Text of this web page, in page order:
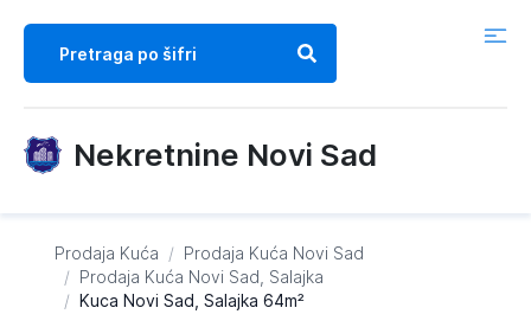
Nekretnine Novi Sad
Prodaja Kuća / Prodaja Kuća Novi Sad
/ Prodaja Kuća Novi Sad, Salajka
/ Kuca Novi Sad, Salajka 64m²